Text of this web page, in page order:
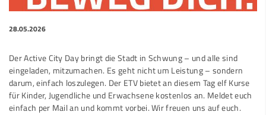
28.05.2026
Der Active City Day bringt die Stadt in Schwung – und alle sind
eingeladen, mitzumachen. Es geht nicht um Leistung – sondern
darum, einfach loszulegen. Der ETV bietet an diesem Tag elf Kurse
für Kinder, Jugendliche und Erwachsene kostenlos an. Meldet euch
einfach per Mail an und kommt vorbei. Wir freuen uns auf euch.